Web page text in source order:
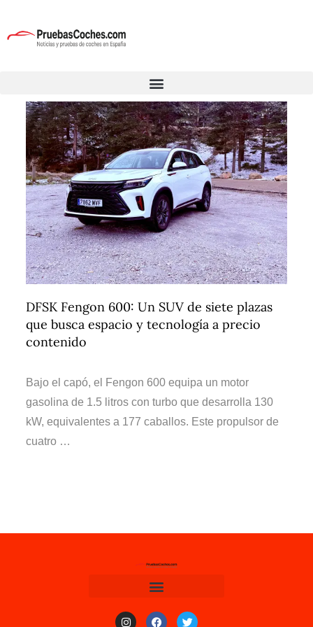
DFSK Fengon 600: Un SUV de siete plazas
que busca espacio y tecnología a precio
contenido
Bajo el capó, el Fengon 600 equipa un motor
gasolina de 1.5 litros con turbo que desarrolla 130
kW, equivalentes a 177 caballos. Este propulsor de
cuatro …